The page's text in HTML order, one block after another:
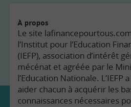
À propos
Le site
l’Institut pour l’Education
(IEFP), association d’intérêt
mécénat et agréée par le
l’Education Nationale. L’IEFP
aider chacun à acquérir les
connaissances nécessaires